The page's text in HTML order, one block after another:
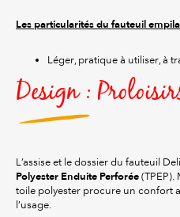
Les particularités du fauteuil
Léger, pratique à utiliser, à
Design :
L’assise et le dossier du fauteuil
Polyester Enduite Perforée (TPEP).
toile polyester procure un confort
l’usage.